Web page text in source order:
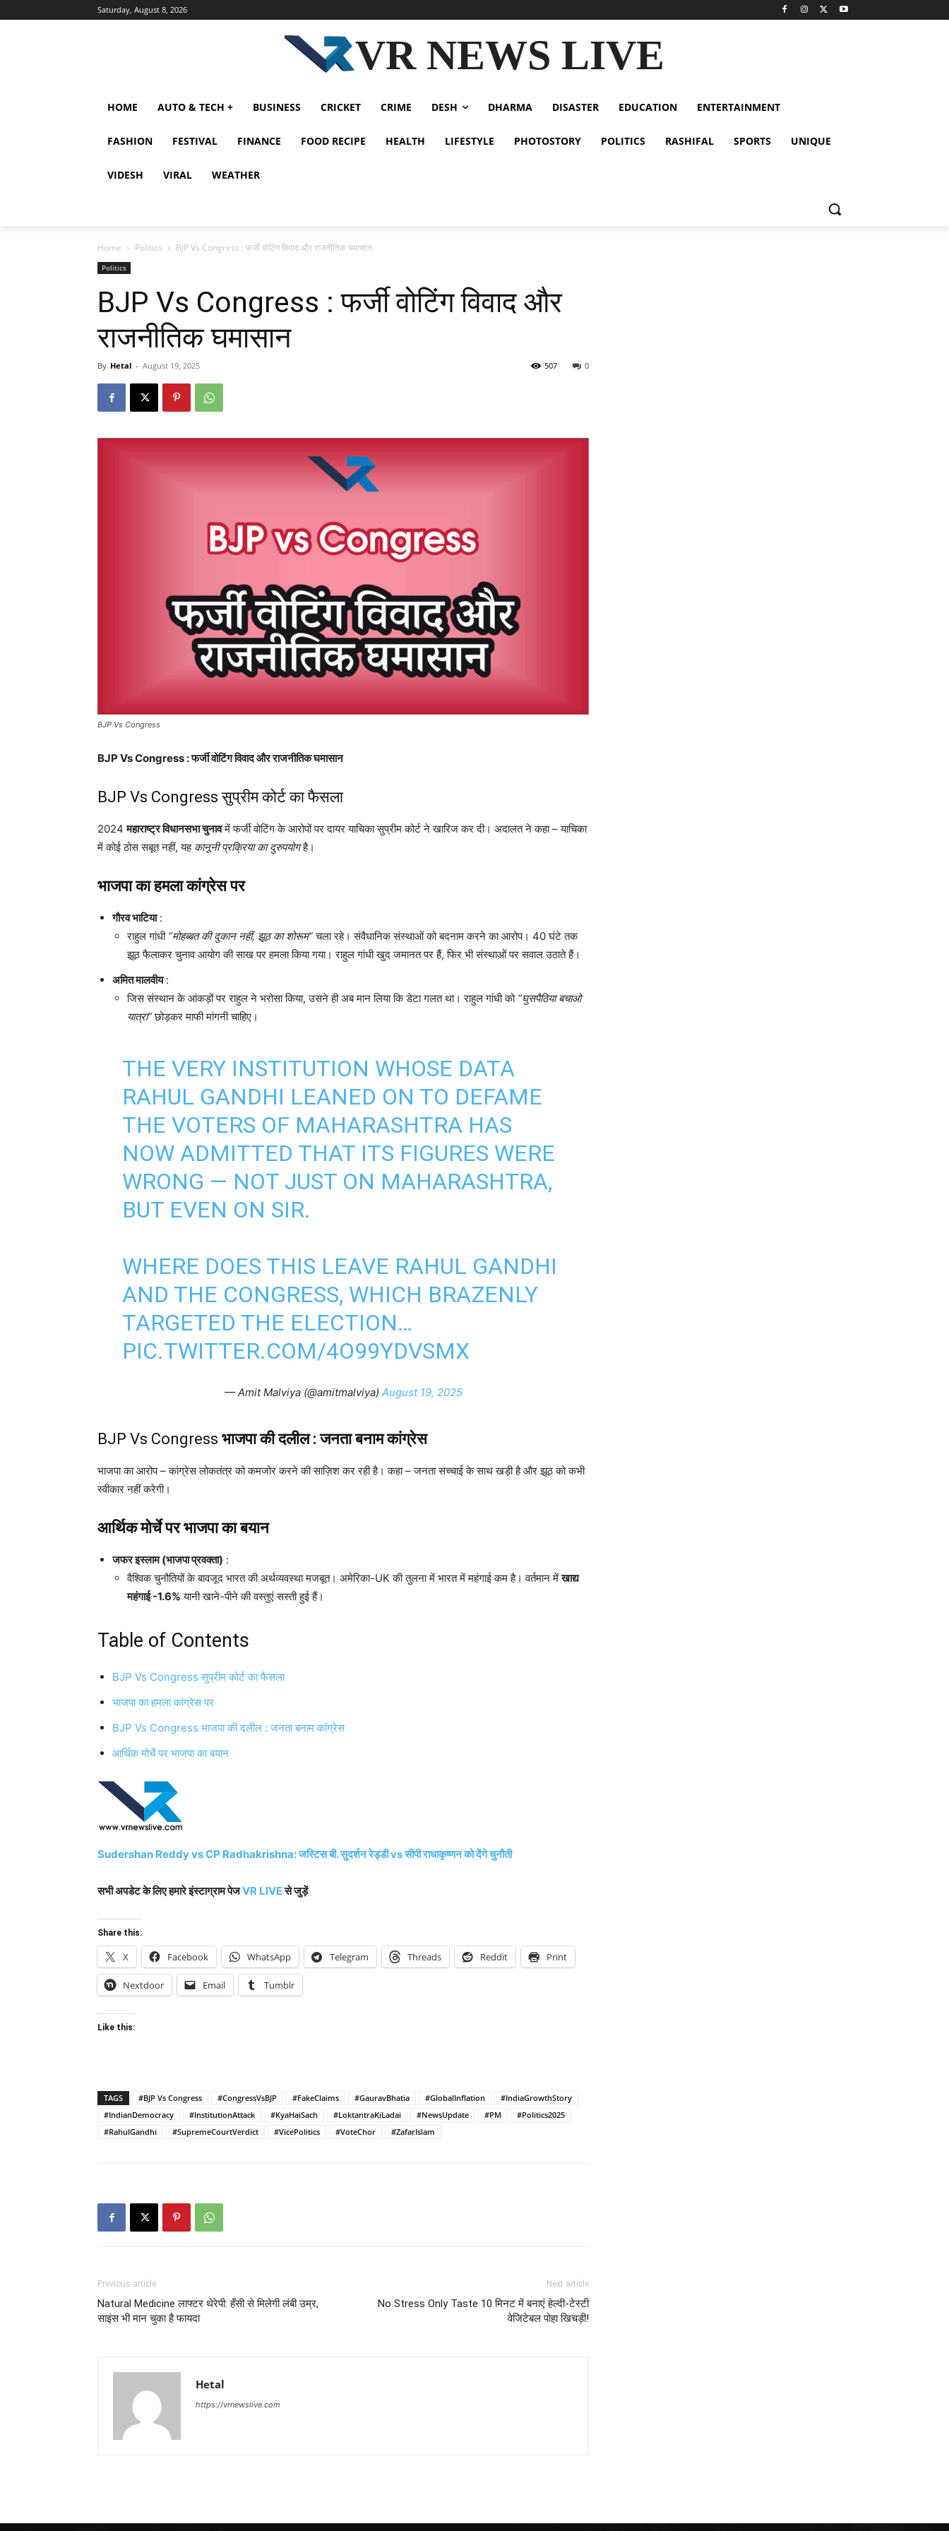
Saturday, August 8, 2026
VR NEWS LIVE
HOME AUTO & TECH + BUSINESS CRICKET CRIME DESH DHARMA DISASTER EDUCATION ENTERTAINMENT
FASHION FESTIVAL FINANCE FOOD RECIPE HEALTH LIFESTYLE PHOTOSTORY POLITICS RASHIFAL SPORTS UNIQUE
VIDESH VIRAL WEATHER
Home Politics BJP Vs Congress : फर्जी वोटिंग विवाद और राजनीतिक घमासान
Politics
BJP Vs Congress : फर्जी वोटिंग विवाद और
राजनीतिक घमासान
By Hetal - August 19, 2025 0
507
BJP Vs Congress
BJP Vs Congress : फर्जी वोटिंग विवाद और राजनीतिक घमासान
BJP Vs Congress सुप्रीम कोर्ट का फैसला
2024महाराष्ट्र विधानसभा चुनावमें फर्जी वोटिंग के आरोपों पर दायर याचिका सुप्रीम कोर्ट ने खारिज कर दी। अदालत ने कहा – याचिका
में कोई ठोस सबूत नहीं, यह कानूनी प्रक्रिया का दुरुपयोगहै।
भाजपा का हमला कांग्रेस पर
गौरव भाटिया:
राहुल गांधी “मोहब्बत की दुकान नहीं, झूठ का शोरूम”चला रहे। संवैधानिक संस्थाओं को बदनाम करने का आरोप। 40 घंटे तक
झूठ फैलाकर चुनाव आयोग की साख पर हमला किया गया। राहुल गांधी खुद जमानत पर हैं, फिर भी संस्थाओं पर सवाल उठाते हैं।
अमित मालवीय:
जिस संस्थान के आंकड़ों पर राहुल ने भरोसा किया, उसने ही अब मान लिया कि डेटा गलत था। राहुल गांधी को “घुसपैठिया बचाओ
यात्रा”छोड़कर माफी मांगनी चाहिए।
THE VERY INSTITUTION WHOSE DATA
RAHUL GANDHI LEANED ON TO DEFAME
THE VOTERS OF MAHARASHTRA HAS
NOW ADMITTED THAT ITS FIGURES WERE
WRONG — NOT JUST ON MAHARASHTRA,
BUT EVEN ON SIR.
WHERE DOES THIS LEAVE RAHUL GANDHI
AND THE CONGRESS, WHICH BRAZENLY
TARGETED THE ELECTION…
PIC.TWITTER.COM/4O99YDVSMX
— Amit Malviya (@amitmalviya) August 19, 2025
BJP Vs Congress भाजपा की दलील : जनता बनाम कांग्रेस
भाजपा का आरोप – कांग्रेस लोकतंत्र को कमजोर करने की साज़िश कर रही है। कहा – जनता सच्चाई के साथ खड़ी है और झूठ को कभी
स्वीकार नहीं करेगी।
आर्थिक मोर्चे पर भाजपा का बयान
जफर इस्लाम (भाजपा प्रवक्ता) :
वैश्विक चुनौतियों के बावजूद भारत की अर्थव्यवस्था मजबूत। अमेरिका-UK की तुलना में भारत में महंगाई कम है। वर्तमान मेंखाद्य
महंगाई -1.6% यानी खाने-पीने की वस्तुएं सस्ती हुई हैं।
Table of Contents
BJP Vs Congress सुप्रीम कोर्ट का फैसला
भाजपा का हमला कांग्रेस पर
BJP Vs Congress भाजपा की दलील : जनता बनाम कांग्रेस
आर्थिक मोर्चे पर भाजपा का बयान
Sudershan Reddy vs CP Radhakrishna: जस्टिस बी. सुदर्शन रेड्डी vs सीपी राधाकृष्णन को देंगे चुनौती
सभी अपडेट के लिए हमारे इंस्टाग्राम पेजVR LIVEसे जुड़ें
Share this:
X Facebook WhatsApp Telegram Threads Reddit Print
Nextdoor Email Tumblr
Like this:
TAGS #BJP Vs Congress #CongressVsBJP #FakeClaims #GauravBhatia #GlobalInflation
#IndiaGrowthStory
#IndianDemocracy
#InstitutionAttack #KyaHaiSach #LoktantraKiLadai #NewsUpdate #PM
#Politics2025
#RahulGandhi
#SupremeCourtVerdict #VicePolitics #VoteChor #ZafarIslam
Previous article
Natural Medicine लाफ्टर थेरेपी: हँसी से मिलेगी लंबी उम्र,
साइंस भी मान चुका है फायदा
Next article
No Stress Only Taste 10 मिनट में बनाएं हेल्दी-टेस्टी
वेजिटेबल पोहा खिचड़ी!
Hetal
https://vrnewslive.com